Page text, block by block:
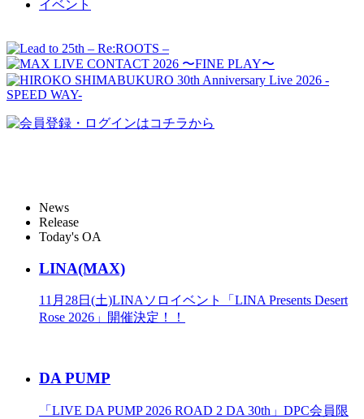
イベント
News
Release
Today's OA
LINA(MAX)
11月28日(土)LINAソロイベント「LINA Presents Desert
Rose 2026」開催決定！！
DA PUMP
「LIVE DA PUMP 2026 ROAD 2 DA 30th」DPC会員限